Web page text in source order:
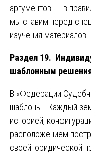
аргументов — в
мы ставим перед
изучения материалов.
Раздел 19.
шаблонным
В «Федерации
шаблоны. Каждый
историей,
расположением
своей юридической